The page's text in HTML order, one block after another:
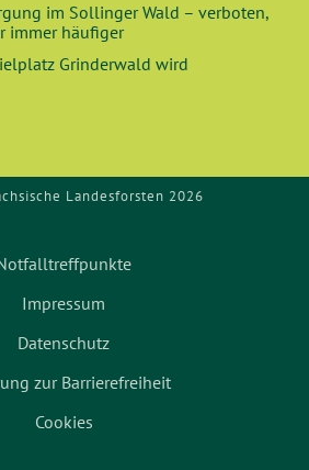
im Sollinger Wald – verboten,
immer häufiger
Grinderwald wird
Landesforsten 2026
Impressum
Datenschutz
zur Barrierefreiheit
Cookies